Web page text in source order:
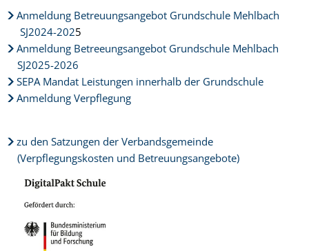
Anmeldung Betreuungsangebot Grundschule Mehlbach
SJ2024-2025
Anmeldung Betreeungsangebot Grundschule Mehlbach
SJ2025-2026
SEPA Mandat Leistungen innerhalb der Grundschule
Anmeldung Verpflegung
zu den Satzungen der Verbandsgemeinde
(Verpflegungskosten und Betreuungsangebote)